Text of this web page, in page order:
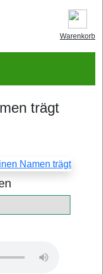
Warenkorb
trägt